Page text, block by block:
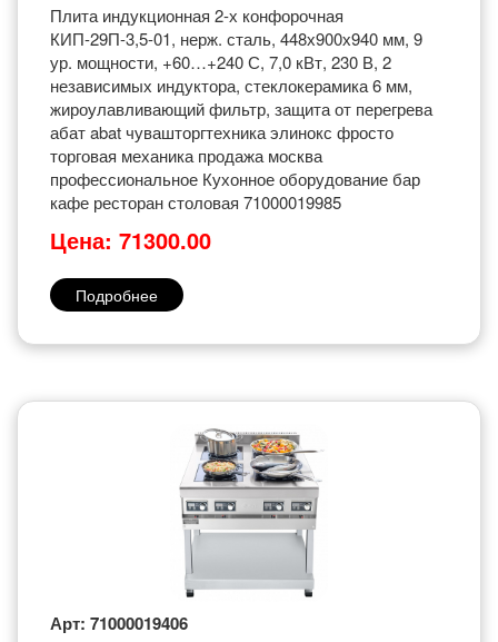
Плита индукционная 2-х конфорочная
КИП-29П-3,5-01, нерж. сталь, 448х900х940 мм, 9
ур. мощности, +60…+240 С, 7,0 кВт, 230 В, 2
независимых индуктора, стеклокерамика 6 мм,
жироулавливающий фильтр, защита от перегрева
абат abat чувашторгтехника элинокс фросто
торговая механика продажа москва
профессиональное Кухонное оборудование бар
кафе ресторан столовая 71000019985
Цена: 71300.00
Подробнее
Арт: 71000019406